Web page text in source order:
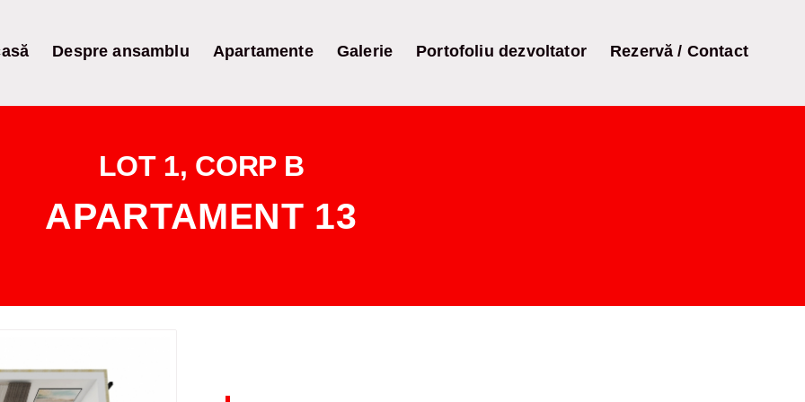
Despre ansamblu Apartamente Galerie Portofoliu dezvoltator Rezervă / Contact
LOT 1, CORP B
APARTAMENT 13